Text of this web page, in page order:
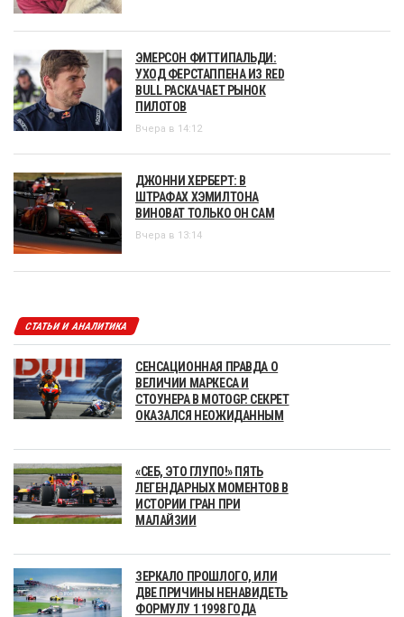
ЭМЕРСОН ФИТТИПАЛЬДИ:
УХОД ФЕРСТАППЕНА ИЗ RED
BULL РАСКАЧАЕТ РЫНОК
ПИЛОТОВ
Вчера в 14:12
ДЖОННИ ХЕРБЕРТ: В
ШТРАФАХ ХЭМИЛТОНА
ВИНОВАТ ТОЛЬКО ОН САМ
Вчера в 13:14
СТАТЬИ И АНАЛИТИКА
СЕНСАЦИОННАЯ ПРАВДА О
ВЕЛИЧИИ МАРКЕСА И
СТОУНЕРА В MOTOGP. СЕКРЕТ
ОКАЗАЛСЯ НЕОЖИДАННЫМ
«СЕБ, ЭТО ГЛУПО!» ПЯТЬ
ЛЕГЕНДАРНЫХ МОМЕНТОВ В
ИСТОРИИ ГРАН ПРИ
МАЛАЙЗИИ
ЗЕРКАЛО ПРОШЛОГО, ИЛИ
ДВЕ ПРИЧИНЫ НЕНАВИДЕТЬ
ФОРМУЛУ 1 1998 ГОДА